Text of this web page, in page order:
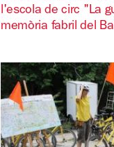
l'escola de circ "La
memòria fabril del